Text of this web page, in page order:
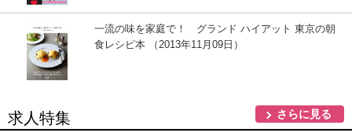
一流の味を家庭で！ グランド ハイアット 東京の朝
食レシピ本 （2013年11月09日）
求人特集 さらに見る